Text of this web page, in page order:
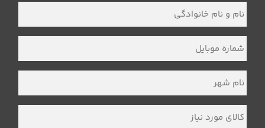
نام
و
نام
شماره
موبایل *
نام
شهر *
کالای
مورد